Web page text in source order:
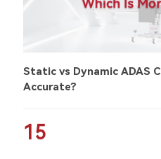
Static vs Dynamic ADAS
Accurate?
15